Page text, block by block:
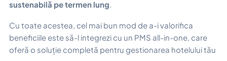
sustenabilă pe termen lung.
Cu toate acestea, cel mai bun mod de a-i valorifica
beneficiile este să-l integrezi cu un PMS all-in-one, care
oferă o soluție completă pentru gestionarea hotelului tău